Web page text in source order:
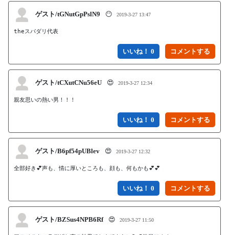
ゲスト/tGNutGpPslN9 😶 2019-3-27 13:47
theスパダリ代表
いいね！ 0
ゲスト/tCXutCNu56eU 😍 2019-3-27 12:34
親友思いの熱い男！！！
いいね！ 0
ゲスト/B6pf54pUBlev 😍 2019-3-27 12:32
全部好き💕声も、情に厚いところも、顔も、何もかも💕💕
いいね！ 0
ゲスト/BZSus4NPB6Rf 😍 2019-3-27 11:50